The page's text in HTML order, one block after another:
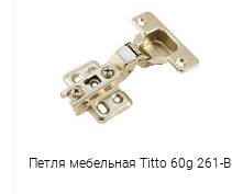
Петля мебельная Titto 60g 261-B